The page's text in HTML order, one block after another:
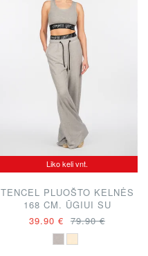
Liko keli vnt.
TENCEL PLUOŠTO KELNĖS
168 CM. ŪGIUI SU
KIŠENĖMIS "DIANA
39.90 € 79.90 €